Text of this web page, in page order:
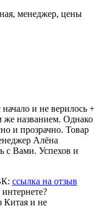
менеджер, цены
и не верилось +
названием. Однако
и прозрачно. Товар
Алёна
с Вами. Успехов и
ссылка на отзыв
Китая и не